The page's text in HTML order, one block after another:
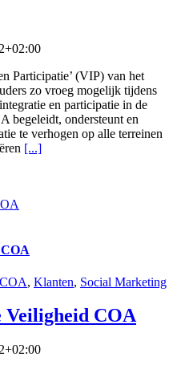
Participatie’ (VIP) van het
zo vroeg mogelijk tijdens
en participatie in de
begeleidt, ondersteunt en
te verhogen op alle terreinen
[...]
COA, Klanten, Social Marketing
COA